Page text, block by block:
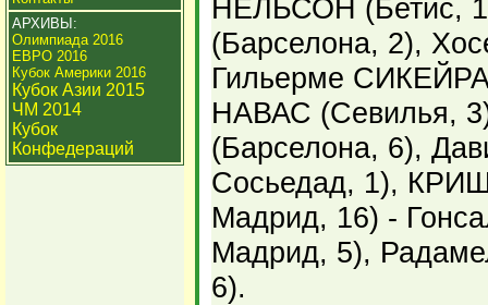
АРХИВЫ:
Олимпиада 2016
ЕВРО 2016
Кубок Америки 2016
Кубок Азии 2015
ЧМ 2014
Кубок
Конфедераций
НЕЛЬСОН (Бетис,
(Барселона, 2),
Гильерме
НАВАС (Севилья,
(Барселона, 6),
Сосьедад, 1),
Мадрид, 16) -
Мадрид, 5),
6).